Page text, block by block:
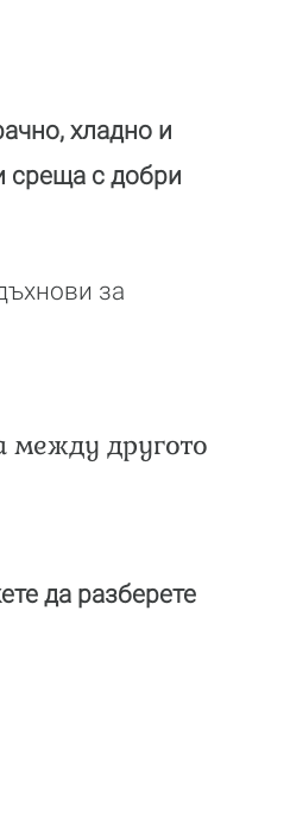
хладно и
среща с добри
за
между другото
да разберете